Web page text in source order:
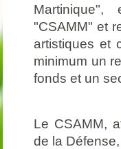
"CSAMM" et
artistiques et
minimum un
fonds et un
Le CSAMM,
de la Défense,